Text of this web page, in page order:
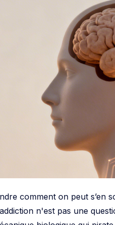
n'est pas une
biologique qui